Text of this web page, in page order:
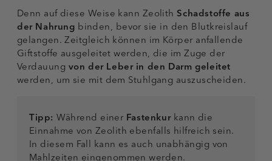
Denn auf diese Weise kann ZeolithSchadstoffe aus
der Nahrung binden, bevor sie in den Blutkreislauf
gelangen. Zeitgleich können im Körper anfallende
Giftstoffe ausgeleitet werden, die im Zuge der
Verdauung von der Leber in den Darm geleitet
werden, um sie mit dem Stuhlgang auszuscheiden.
Tipp: Während einer Fastenkurkann die
Einnahme von Zeolith ebenfalls hilfreich sein.
In diesem Fall kann es auch unabhängig von
Mahlzeiten eingenommen werden.